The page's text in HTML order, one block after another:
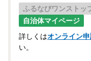
ふるなびワンストッ
自治体マイページ
詳しくはオンライン
い。